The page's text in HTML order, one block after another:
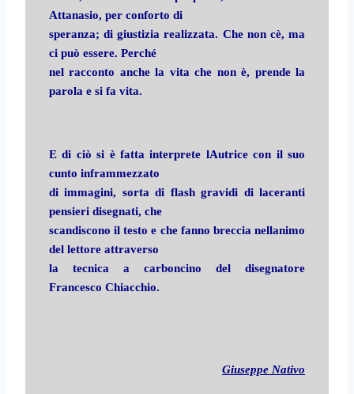
Attanasio, per conforto di
speranza; di giustizia realizzata. Che non cè, ma
ci può essere. Perché
nel racconto anche la vita che non è, prende la
parola e si fa vita.
E di ciò si è fatta interprete lAutrice con il suo
cunto inframmezzato
di immagini, sorta di flash gravidi di laceranti
pensieri disegnati, che
scandiscono il testo e che fanno breccia nellanimo
del lettore attraverso
la tecnica a carboncino del disegnatore
Francesco Chiacchio.
Giuseppe Nativo